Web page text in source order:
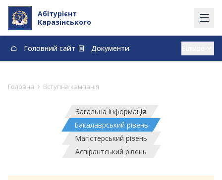
Абітурієнт
Каразінського
Головний сайт
Документи
Вступ із тимчасово окупованих території
Договори про навчання та оплату навчання
Головна › Вступна кампанія
Загальна інформація
Бакалаврський рівень
Магістерський рівень
Аспірантський рівень